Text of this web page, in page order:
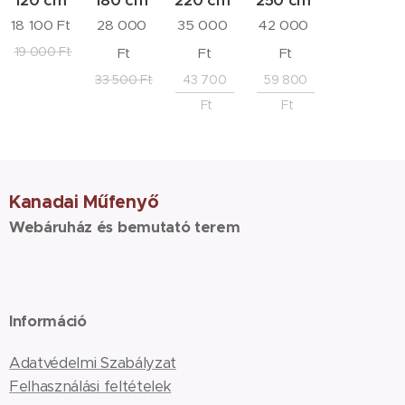
18 100 Ft
19 000Ft
28 000
Ft
33 500Ft
35 000
Ft
43 700
Ft
42 000
Ft
59 800
Ft
Kanadai Műfenyő
Webáruház és bemutató terem
Információ
Adatvédelmi Szabályzat
Felhasználási feltételek